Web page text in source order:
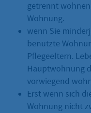
getrennt
Wohnung.
wenn Sie
benutzte
Pflegeeltern.
Hauptwohnung
vorwiegend
Erst wenn sich
Wohnung nicht